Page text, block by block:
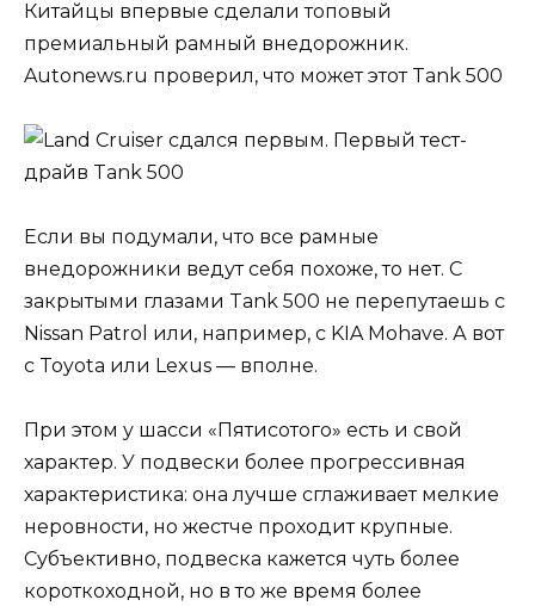
Китайцы впервые сделали топовый
премиальный рамный внедорожник.
Autonews.ru проверил, что может этот Tank 500
Если вы подумали, что все рамные
внедорожники ведут себя похоже, то нет. С
закрытыми глазами Tank 500 не перепутаешь с
Nissan Patrol или, например, с KIA Mohave. А вот
с Toyota или Lexus — вполне.
При этом у шасси «Пятисотого» есть и свой
характер. У подвески более прогрессивная
характеристика: она лучше сглаживает мелкие
неровности, но жестче проходит крупные.
Субъективно, подвеска кажется чуть более
короткоходной, но в то же время более